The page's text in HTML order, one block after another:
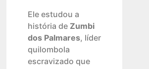
Ele estudou a
história de Zumbi
dos Palmares, líder
quilombola
escravizado que